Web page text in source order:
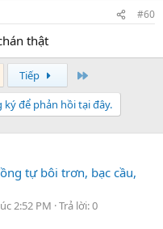
#60
thật
Tiếp
ký để phản hồi tại đây.
tự bôi trơn, bạc cầu,
2:52 PM Trả lời: 0